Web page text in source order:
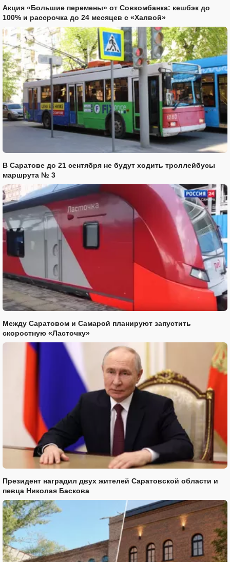
Акция «Большие перемены» от Совкомбанка: кешбэк до
100% и рассрочка до 24 месяцев с «Халвой»
В Саратове до 21 сентября не будут ходить троллейбусы
маршрута № 3
Между Саратовом и Самарой планируют запустить
скоростную «Ласточку»
Президент наградил двух жителей Саратовской области и
певца Николая Баскова